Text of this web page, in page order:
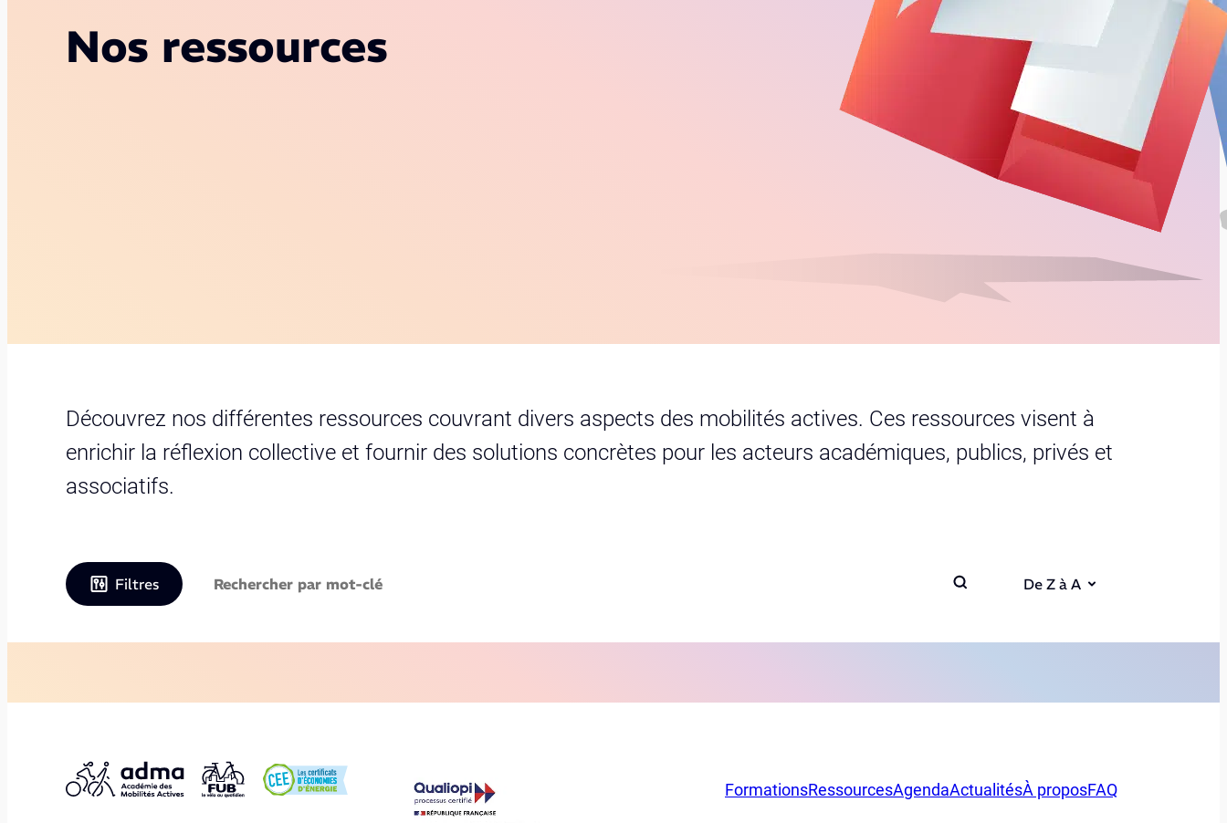
Nos ressources
Découvrez nos différentes ressources couvrant divers aspects des mobilités actives. Ces ressources visent à
enrichir la réflexion collective et fournir des solutions concrètes pour les acteurs académiques, publics, privés et
associatifs.
Filtres De Z à A
FormationsRessourcesAgendaActualitésÀ proposFAQ